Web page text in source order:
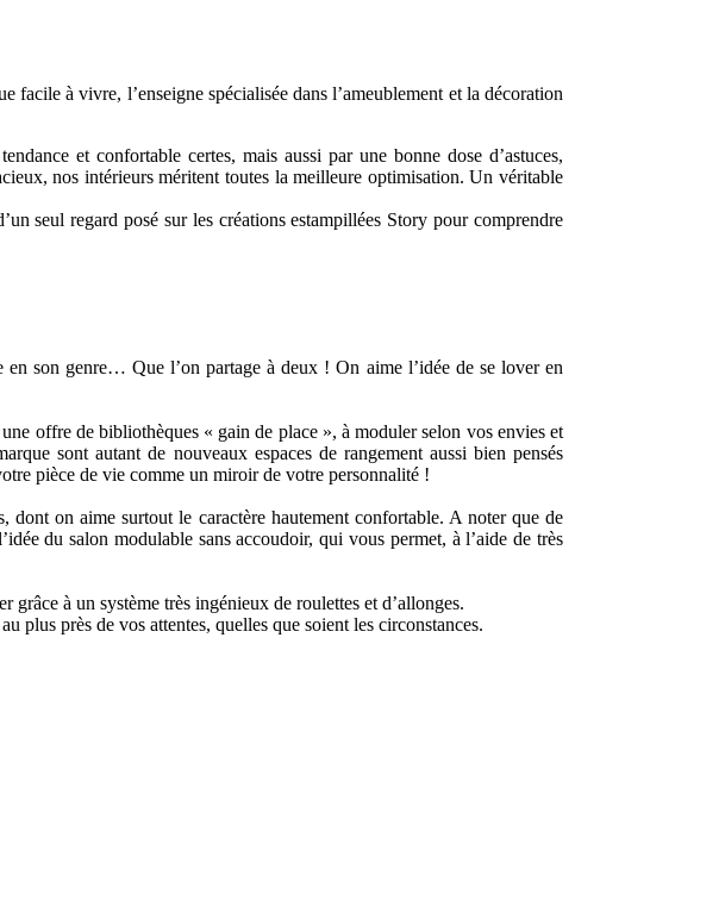
à vivre, l’enseigne spécialisée dans l’ameublement et la décoration
et confortable certes, mais aussi par une bonne dose d’astuces,
nos intérieurs méritent toutes la meilleure optimisation. Un véritable
seul regard posé sur les créations estampillées Story pour comprendre
son genre… Que l’on partage à deux ! On aime l’idée de se lover en
offre de bibliothèques « gain de place », à moduler selon vos envies et
sont autant de nouveaux espaces de rangement aussi bien pensés
pièce de vie comme un miroir de votre personnalité !
on aime surtout le caractère hautement confortable. A noter que de
du salon modulable sans accoudoir, qui vous permet, à l’aide de très
à un système très ingénieux de roulettes et d’allonges.
plus près de vos attentes, quelles que soient les circonstances.